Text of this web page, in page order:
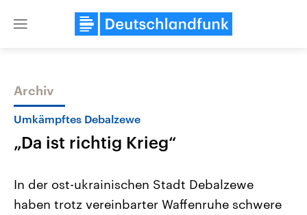
Close
Themen
Archiv
Umkämpftes Debalzewe
„Da ist richtig Krieg“
In der ost-ukrainischen Stadt Debalzewe
haben trotz vereinbarter Waffenruhe schwere